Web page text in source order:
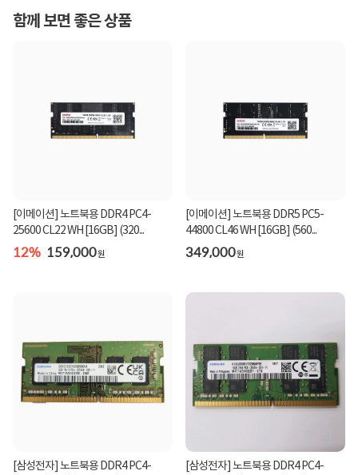
함께 보면 좋은 상품
[이메이션] 노트북용 DDR4 PC4-
25600 CL22 WH [16GB] (320...
12% 159,000원
[이메이션] 노트북용 DDR5 PC5-
44800 CL46 WH [16GB] (560...
349,000원
[삼성전자] 노트북용 DDR4 PC4-
[삼성전자] 노트북용 DDR4 PC4-